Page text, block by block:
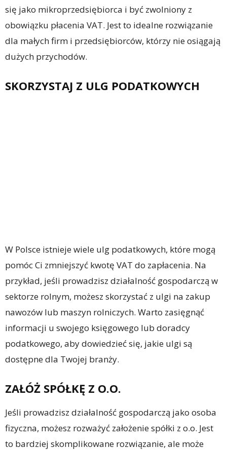
się jako mikroprzedsiębiorca i być zwolniony z
obowiązku płacenia VAT. Jest to idealne rozwiązanie
dla małych firm i przedsiębiorców, którzy nie osiągają
dużych przychodów.
SKORZYSTAJ Z ULG PODATKOWYCH
W Polsce istnieje wiele ulg podatkowych, które mogą
pomóc Ci zmniejszyć kwotę VAT do zapłacenia. Na
przykład, jeśli prowadzisz działalność gospodarczą w
sektorze rolnym, możesz skorzystać z ulgi na zakup
nawozów lub maszyn rolniczych. Warto zasięgnąć
informacji u swojego księgowego lub doradcy
podatkowego, aby dowiedzieć się, jakie ulgi są
dostępne dla Twojej branży.
ZAŁÓŻ SPÓŁKĘ Z O.O.
Jeśli prowadzisz działalność gospodarczą jako osoba
fizyczna, możesz rozważyć założenie spółki z o.o. Jest
to bardziej skomplikowane rozwiązanie, ale może